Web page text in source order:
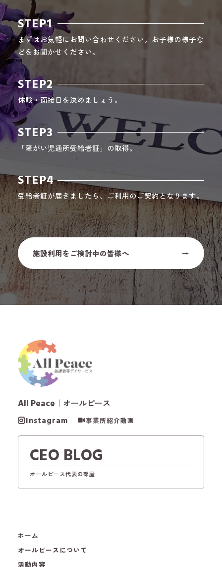
STEP1
まずはお気軽にお問い合わせください。お子様の様子な
どをお聞かせください。
STEP2
体験・面接日を決めましょう。
STEP3
「障がい児通所受給者証」の取得。
STEP4
受給者証が届きましたら、ご利用のご契約となります。
施設利用をご検討中の皆様へ
All Peace ｜オールピース
Instagram 事業所紹介動画
CEO BLOG
オールピース代表の部屋
ホーム
オールピースについて
活動内容